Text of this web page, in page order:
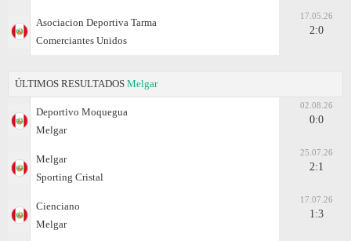
Asociacion Deportiva Tarma
Comerciantes Unidos
17.05.26
2:0
ÚLTIMOS RESULTADOS Melgar
Deportivo Moquegua
Melgar
02.08.26
0:0
Melgar
Sporting Cristal
25.07.26
2:1
Cienciano
Melgar
17.07.26
1:3